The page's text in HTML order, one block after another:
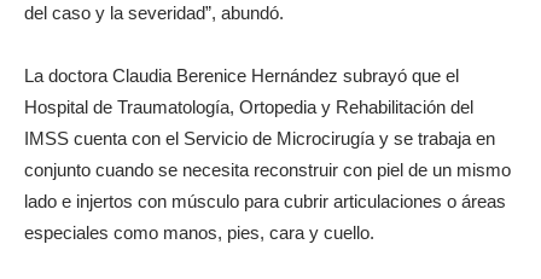
del caso y la severidad”, abundó.
La doctora Claudia Berenice Hernández subrayó que el
Hospital de Traumatología, Ortopedia y Rehabilitación del
IMSS cuenta con el Servicio de Microcirugía y se trabaja en
conjunto cuando se necesita reconstruir con piel de un mismo
lado e injertos con músculo para cubrir articulaciones o áreas
especiales como manos, pies, cara y cuello.